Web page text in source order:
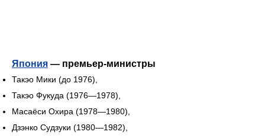
Япония — премьер-министры
Такэо Мики (до 1976),
Такэо Фукуда (1976—1978),
Масаёси Охира (1978—1980),
Дзэнко Судзуки (1980—1982),